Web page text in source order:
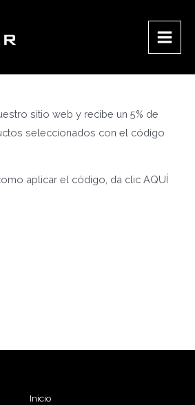
Main
sitio web y recibe un 5% de
seleccionados con el código
aplicar el código, da clicAQUÍ
Inicio